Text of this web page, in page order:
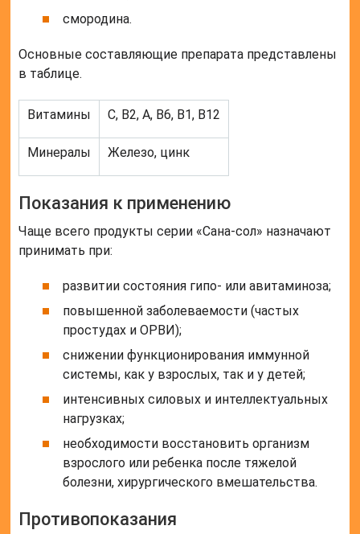
смородина.
Основные составляющие препарата представлены
в таблице.
Витамины С, В2, А, В6, В1, В12
Минералы Железо, цинк
Показания к применению
Чаще всего продукты серии «Сана-сол» назначают
принимать при:
развитии состояния гипо- или авитаминоза;
повышенной заболеваемости (частых
простудах и ОРВИ);
снижении функционирования иммунной
системы, как у взрослых, так и у детей;
интенсивных силовых и интеллектуальных
нагрузках;
необходимости восстановить организм
взрослого или ребенка после тяжелой
болезни, хирургического вмешательства.
Противопоказания